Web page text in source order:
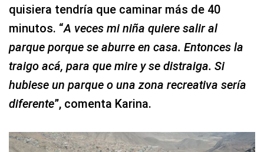
quisiera tendría que caminar más de 40
minutos. “A veces mi niña quiere salir al
parque porque se aburre en casa. Entonces la
traigo acá, para que mire y se distraiga. Si
hubiese un parque o una zona recreativa sería
diferente”, comenta Karina.